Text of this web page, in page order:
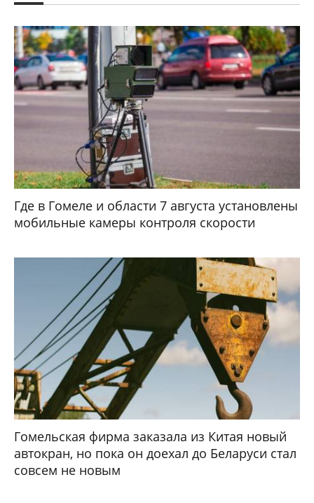
Где в Гомеле и области 7 августа установлены
мобильные камеры контроля скорости
Гомельская фирма заказала из Китая новый
автокран, но пока он доехал до Беларуси стал
совсем не новым